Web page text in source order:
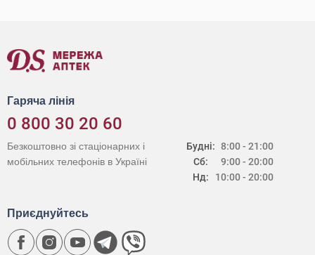
Гаряча лінія
0 800 30 20 60
Будні:
Сб:
Нд:
8:00 - 21:00
9:00 - 20:00
10:00 - 20:00
Безкоштовно зі стаціонарних і
мобільних телефонів в Україні
Приєднуйтесь